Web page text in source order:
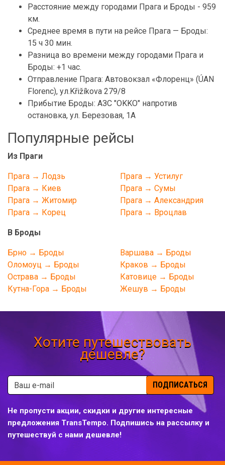
Расстояние между городами Прага и Броды - 959
км.
Среднее время в пути на рейсе Прага — Броды:
15 ч 30 мин.
Разница во времени между городами Прага и
Броды: +1 час.
Отправление Прага: Автовокзал «Флоренц» (ÚAN
Florenc), ул.Křižíkova 279/8
Прибытие Броды: АЗС "OKKO" напротив
остановка, ул. Березовая, 1А
Популярные рейсы
Из Праги
Прага → Лодзь
Прага → Киев
Прага → Житомир
Прага → Корец
Прага → Устилуг
Прага → Сумы
Прага → Александрия
Прага → Вроцлав
В Броды
Брно → Броды
Оломоуц → Броды
Острава → Броды
Кутна-Гора → Броды
Варшава → Броды
Краков → Броды
Катовице → Броды
Жешув → Броды
Хотите путешествовать
дешевле?
ПОДПИСАТЬСЯ
Не пропусти акции, скидки и другие интересные
предложения TransTempo. Подпишись на рассылку и
путешествуй с нами дешевле!